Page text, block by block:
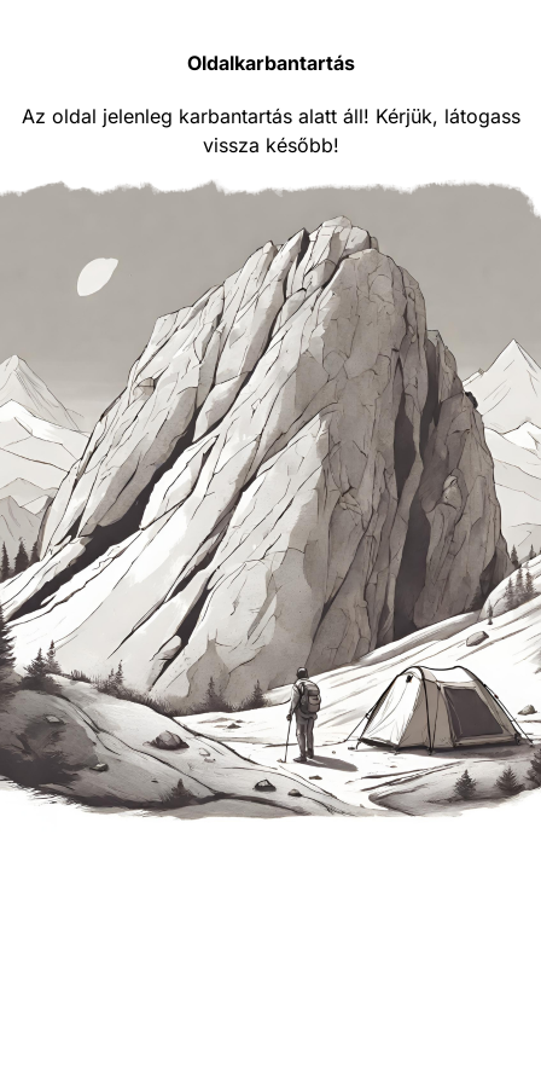
Oldalkarbantartás
Az oldal jelenleg karbantartás alatt áll! Kérjük, látogass
vissza később!